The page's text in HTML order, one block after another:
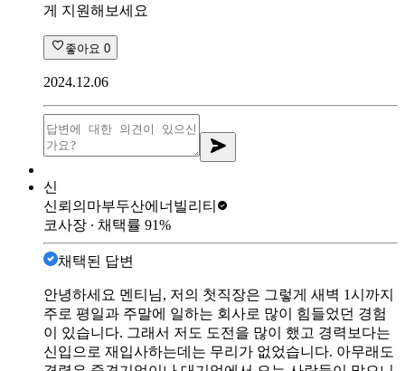
게 지원해보세요
좋아요 0
2024.12.06
신
신뢰의마부두산에너빌리티
코사장 ∙ 채택률 91%
채택된 답변
안녕하세요 멘티님, 저의 첫직장은 그렇게 새벽 1시까지
주로 평일과 주말에 일하는 회사로 많이 힘들었던 경험
이 있습니다. 그래서 저도 도전을 많이 했고 경력보다는
신입으로 재입사하는데는 무리가 없었습니다. 아무래도